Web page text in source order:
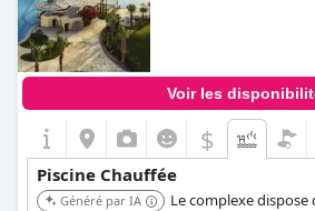
Voir les
$
Piscine Chauffée
Généré par IA
Le complexe